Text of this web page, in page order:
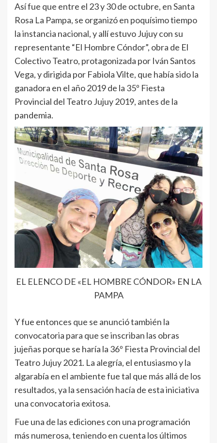
Así fue que entre el 23 y 30 de octubre, en Santa
Rosa La Pampa, se organizó en poquísimo tiempo
la instancia nacional, y allí estuvo Jujuy con su
representante “El Hombre Cóndor”, obra de El
Colectivo Teatro, protagonizada por Iván Santos
Vega, y dirigida por Fabiola Vilte, que había sido la
ganadora en el año 2019 de la 35º Fiesta
Provincial del Teatro Jujuy 2019, antes de la
pandemia.
EL ELENCO DE «EL HOMBRE CÓNDOR» EN LA
PAMPA
Y fue entonces que se anunció también la
convocatoria para que se inscriban las obras
jujeñas porque se haría la 36º Fiesta Provincial del
Teatro Jujuy 2021. La alegría, el entusiasmo y la
algarabía en el ambiente fue tal que más allá de los
resultados, ya la sensación hacía de esta iniciativa
una convocatoria exitosa.
Fue una de las ediciones con una programación
más numerosa, teniendo en cuenta los últimos